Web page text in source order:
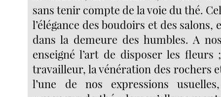
sans tenir compte de la voie du thé.
l’élégance des boudoirs et des salons,
dans la demeure des humbles. A
enseigné l’art de disposer les
travailleur, la vénération des rochers
l’une de nos expressions